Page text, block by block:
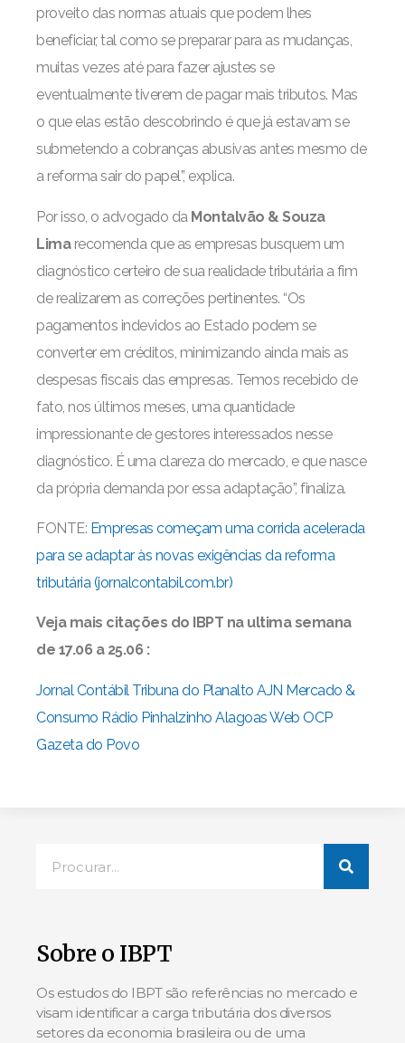
proveito das normas atuais que podem lhes
beneficiar, tal como se preparar para as mudanças,
muitas vezes até para fazer ajustes se
eventualmente tiverem de pagar mais tributos. Mas
o que elas estão descobrindo é que já estavam se
submetendo a cobranças abusivas antes mesmo de
a reforma sair do papel”, explica.
Por isso, o advogado da Montalvão & Souza
Lima recomenda que as empresas busquem um
diagnóstico certeiro de sua realidade tributária a fim
de realizarem as correções pertinentes. “Os
pagamentos indevidos ao Estado podem se
converter em créditos, minimizando ainda mais as
despesas fiscais das empresas. Temos recebido de
fato, nos últimos meses, uma quantidade
impressionante de gestores interessados nesse
diagnóstico. É uma clareza do mercado, e que nasce
da própria demanda por essa adaptação”, finaliza.
FONTE: Empresas começam uma corrida acelerada
para se adaptar às novas exigências da reforma
tributária (jornalcontabil.com.br)
Veja mais citações do IBPT na ultima semana
de 17.06 a 25.06 :
Jornal Contábil Tribuna do Planalto AJN Mercado &
Consumo Rádio Pinhalzinho Alagoas Web OCP
Gazeta do Povo
Sobre o IBPT
Os estudos do IBPT são referências no mercado e
visam identificar a carga tributária dos diversos
setores da economia brasileira ou de uma